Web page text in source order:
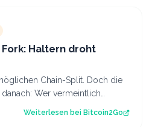
Haltern droht
Chain-Split. Doch die
Wer vermeintlich
Weiterlesen bei Bitcoin2Go